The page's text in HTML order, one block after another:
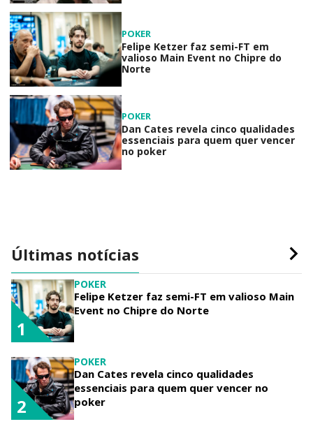
POKER
Felipe Ketzer faz semi-FT em
valioso Main Event no Chipre do
Norte
POKER
Dan Cates revela cinco qualidades
essenciais para quem quer vencer
no poker
Últimas notícias
POKER
Felipe Ketzer faz semi-FT em valioso Main
Event no Chipre do Norte
1
POKER
Dan Cates revela cinco qualidades
essenciais para quem quer vencer no
poker
2